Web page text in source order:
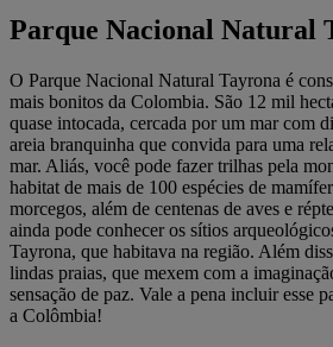
Parque Nacional Natural
O Parque Nacional Natural Tayrona é
mais bonitos da Colombia. São 12 mil
quase intocada, cercada por um mar com
areia branquinha que convida para uma
mar. Aliás, você pode fazer trilhas pela
habitat de mais de 100 espécies de
morcegos, além de centenas de aves e
ainda pode conhecer os sítios
Tayrona, que habitava na região. Além
lindas praias, que mexem com a
sensação de paz. Vale a pena incluir esse
a Colômbia!